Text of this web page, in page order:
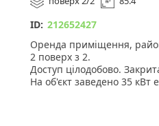
ID: 212652427
Оренда приміщення,
2 поверх з 2.
Доступ цілодобово.
На об'єкт заведено 35 кВт